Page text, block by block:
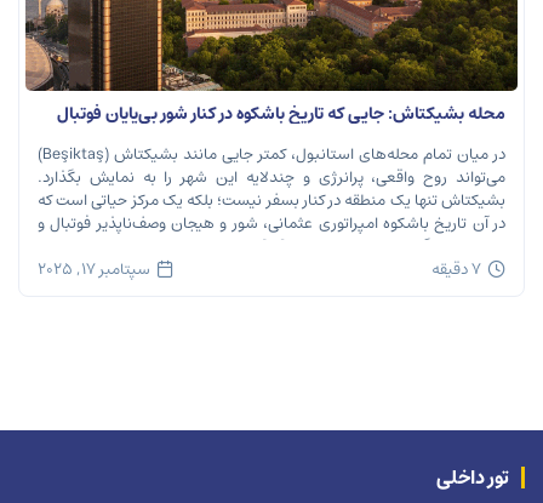
محله بشیکتاش: جایی که تاریخ باشکوه در کنار شور بی‌پایان فوتبال
نفس می‌کشد
در میان تمام محله‌های استانبول، کمتر جایی مانند بشیکتاش (Beşiktaş)
می‌تواند روح واقعی، پرانرژی و چندلایه این شهر را به نمایش بگذارد.
بشیکتاش تنها یک منطقه در کنار بسفر نیست؛ بلکه یک مرکز حیاتی است که
در آن تاریخ باشکوه امپراتوری عثمانی، شور و هیجان وصف‌ناپذیر فوتبال و
ریتم تند زندگی مدرن شهری در هم […]
7 دقیقه سپتامبر 17, 2025
تور داخلی